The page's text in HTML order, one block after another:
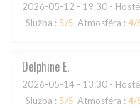
2026-05-12 - 19:30 -
Služba : 5/5 Atmosféra : 4/
Delphine E
2026-05-14 - 13:30 -
Služba : 5/5 Atmosféra : 4/